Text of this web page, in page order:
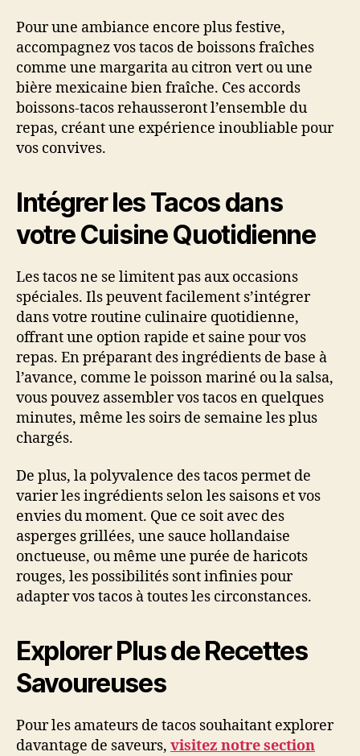
Pour une ambiance encore plus festive,
accompagnez vos tacos de boissons fraîches
comme une margarita au citron vert ou une
bière mexicaine bien fraîche. Ces accords
boissons-tacos rehausseront l’ensemble du
repas, créant une expérience inoubliable pour
vos convives.
Intégrer les Tacos dans
votre Cuisine Quotidienne
Les tacos ne se limitent pas aux occasions
spéciales. Ils peuvent facilement s’intégrer
dans votre routine culinaire quotidienne,
offrant une option rapide et saine pour vos
repas. En préparant des ingrédients de base à
l’avance, comme le poisson mariné ou la salsa,
vous pouvez assembler vos tacos en quelques
minutes, même les soirs de semaine les plus
chargés.
De plus, la polyvalence des tacos permet de
varier les ingrédients selon les saisons et vos
envies du moment. Que ce soit avec des
asperges grillées, une sauce hollandaise
onctueuse, ou même une purée de haricots
rouges, les possibilités sont infinies pour
adapter vos tacos à toutes les circonstances.
Explorer Plus de Recettes
Savoureuses
Pour les amateurs de tacos souhaitant explorer
davantage de saveurs, visitez notre section